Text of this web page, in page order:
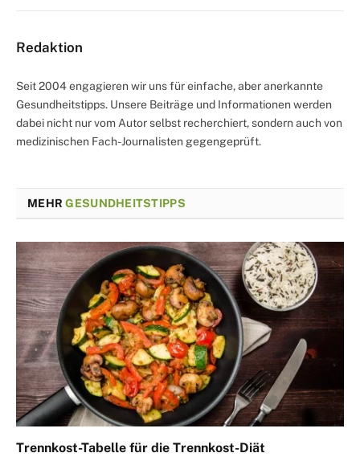
Redaktion
Seit 2004 engagieren wir uns für einfache, aber anerkannte
Gesundheitstipps. Unsere Beiträge und Informationen werden
dabei nicht nur vom Autor selbst recherchiert, sondern auch von
medizinischen Fach-Journalisten gegengeprüft.
MEHRGESUNDHEITSTIPPS
Trennkost-Tabelle für die Trennkost-Diät